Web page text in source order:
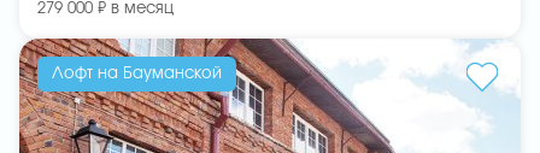
279 000 ₽ в месяц
Лофт на Бауманской